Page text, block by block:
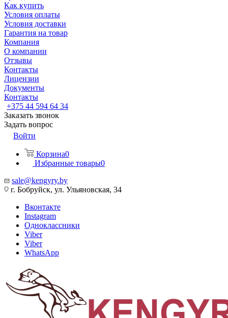
Как купить
Условия оплаты
Условия доставки
Гарантия на товар
Компания
О компании
Отзывы
Контакты
Лицензии
Документы
Контакты
+375 44 594 64 34
Заказать звонок
Задать вопрос
Войти
Корзина0
Избранные товары0
sale@kengyry.by
г. Бобруйск, ул. Ульяновская, 34
Вконтакте
Instagram
Одноклассники
Viber
Viber
WhatsApp